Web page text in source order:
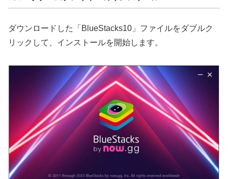
ダウンロードした「BlueStacks10」ファイルをダブルク
リックして、インストールを開始します。